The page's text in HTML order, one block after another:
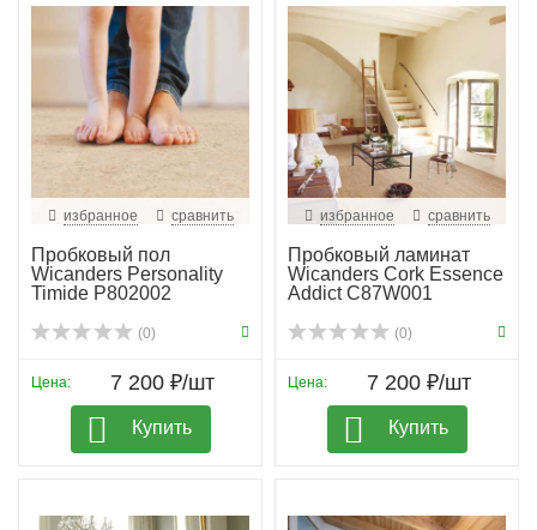
избранное сравнить
Пробковый пол
Wicanders Personality
Timide P802002
(0)
Цена: 7 200 ₽/шт
Купить
избранное сравнить
Пробковый ламинат
Wicanders Cork Essence
Addict C87W001
(0)
Цена: 7 200 ₽/шт
Купить